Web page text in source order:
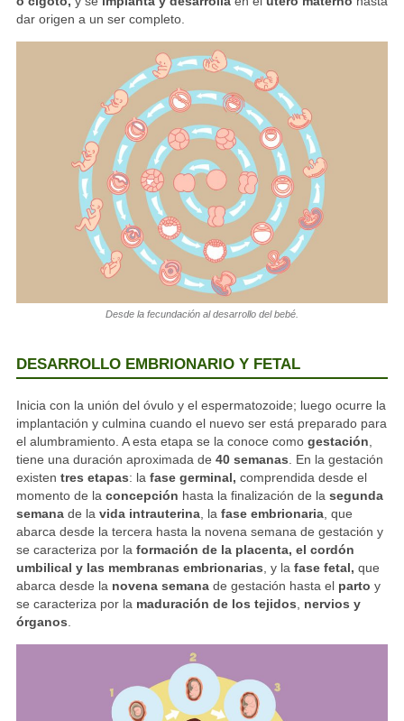
dar origen a un ser completo.
Desde la fecundación al desarrollo del bebé.
DESARROLLO EMBRIONARIO Y FETAL
Inicia con la unión del óvulo y el espermatozoide; luego ocurre la
implantación y culmina cuando el nuevo ser está preparado para
el alumbramiento. A esta etapa se la conoce como gestación
tiene una duración aproximada de 40 semanas . En la gestación
existen tres etapas: la fase germinal, comprendida desde el
momento de la concepción hasta la finalización de la segunda
semanade la vida intrauterina, la fase embrionaria, que
abarca desde la tercera hasta la novena semana de gestación y
se caracteriza por la formación de la placenta, el cordón
umbilical y las membranas embrionarias , y la fase fetal, que
abarca desde la novena semana de gestación hasta el parto y
se caracteriza por la maduración de los tejidos
nervios y
órganos